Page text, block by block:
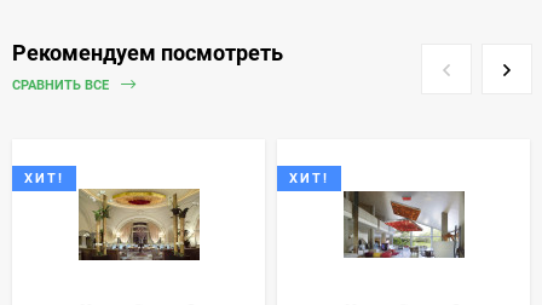
Рекомендуем посмотреть
СРАВНИТЬ ВСЕ
ХИТ! ХИТ!